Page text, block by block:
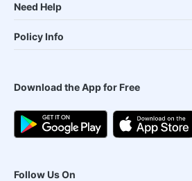
Need Help
Policy Info
Download the App for Free
Follow Us On